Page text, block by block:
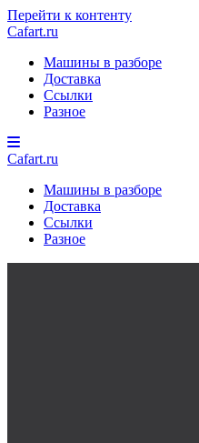
Перейти к контенту
Cafart.ru
Машины в разборе
Доставка
Ссылки
Разное
Cafart.ru
Машины в разборе
Доставка
Ссылки
Разное